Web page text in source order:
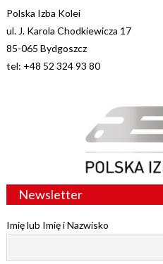
Polska Izba Kolei
ul. J. Karola Chodkiewicza 17
85-065 Bydgoszcz
tel: +48 52 324 93 80
Newsletter
Imię lub Imię i Nazwisko